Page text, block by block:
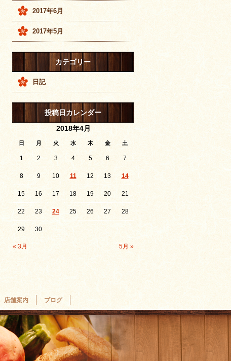
2017年6月
2017年5月
カテゴリー
日記
投稿日カレンダー
2018年4月
日 月 火 水 木 金 土
« 3月 5月 »
1 2 3 4 5 6 7
8 9 10 11 12 13 14
15 16 17 18 19 20 21
22 23 24 25 26 27 28
29 30
店舗案内 ブログ